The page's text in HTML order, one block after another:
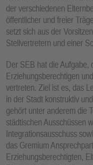
der verschiedenen
öffentlicher und freier
setzt sich aus der
Stellvertretern und einer
Der SEB hat die Aufgabe,
Erziehungsberechtigen
vertreten. Ziel ist es, das
in der Stadt konstruktiv
gehört unter anderem die
städtischen Ausschüssen
Integrationsausschuss
das Gremium
Erziehungsberechtigten,